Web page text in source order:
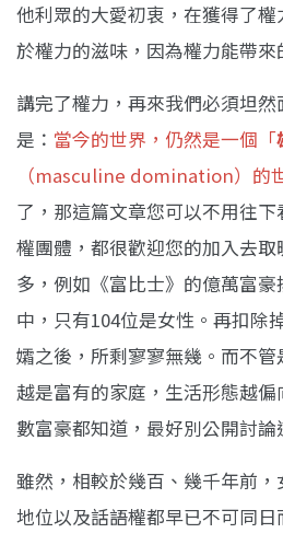
他利眾的大愛初衷，在獲得了
於權力的滋味，因為權力能帶來
講完了權力，再來我們必須坦
是： 當今的世界，仍然是一個「
（masculine domination）的
了，那這篇文章您可以不用往
權團體，都很歡迎您的加入去
多，例如《富比士》的億萬富
中，只有104位是女性。再扣除
孀之後，所剩寥寥無幾。而不管
越是富有的家庭，生活形態越偏
數富豪都知道，最好別公開討論
雖然，相較於幾百、幾千年前，
地位以及話語權都早已不可同